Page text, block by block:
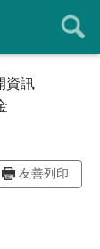
資訊
友善列印